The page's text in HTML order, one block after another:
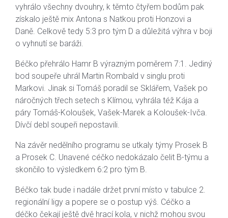
vyhrálo všechny dvouhry, k těmto čtyřem bodům pak
získalo ještě mix Antona s Natkou proti Honzovi a
Daně. Celkově tedy 5:3 pro tým D a důležitá výhra v boji
o vyhnutí se baráži.
Béčko přehrálo Hamr B výrazným poměrem 7:1. Jediný
bod soupeře uhrál Martin Rombald v singlu proti
Markovi. Jinak si Tomáš poradil se Sklářem, Vašek po
náročných třech setech s Klímou, vyhrála též Kája a
páry Tomáš-Koloušek, Vašek-Marek a Koloušek-Ivča.
Dívčí debl soupeři nepostavili.
Na závěr nedělního programu se utkaly týmy Prosek B
a Prosek C. Unavené céčko nedokázalo čelit B-týmu a
skončilo to výsledkem 6:2 pro tým B.
Béčko tak bude i nadále držet první místo v tabulce 2.
regionální ligy a popere se o postup výš. Céčko a
déčko čekají ještě dvě hrací kola, v nichž mohou svou